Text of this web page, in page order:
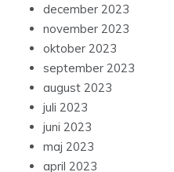
december 2023
november 2023
oktober 2023
september 2023
august 2023
juli 2023
juni 2023
maj 2023
april 2023